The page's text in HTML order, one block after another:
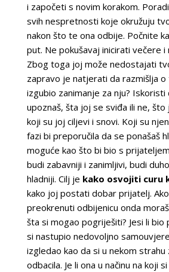
i započeti s novim korakom.
svih nespretnosti koje okružuju
nakon što te ona odbije. Počnite
put. Ne pokušavaj inicirati večere i
Zbog toga joj može nedostajati
zapravo je natjerati da razmišlja
izgubio zanimanje za nju? Iskoristi
upoznaš, šta joj se sviđa ili ne, što
koji su joj ciljevi i snovi. Koji su
fazi bi preporučila da se ponašaš
moguće kao što bi bio s
budi zabavniji i zanimljivi, budi
hladniji. Cilj je kako osvojiti curu
kako joj postati dobar prijatelj.
preokrenuti odbijenicu onda
šta si mogao pogriješiti? Jesi li bio
si nastupio nedovoljno
izgledao kao da si u nekom
odbacila. Je li ona u načinu na koji